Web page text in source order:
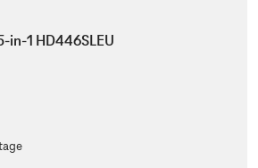
in-1 HD446SLEU